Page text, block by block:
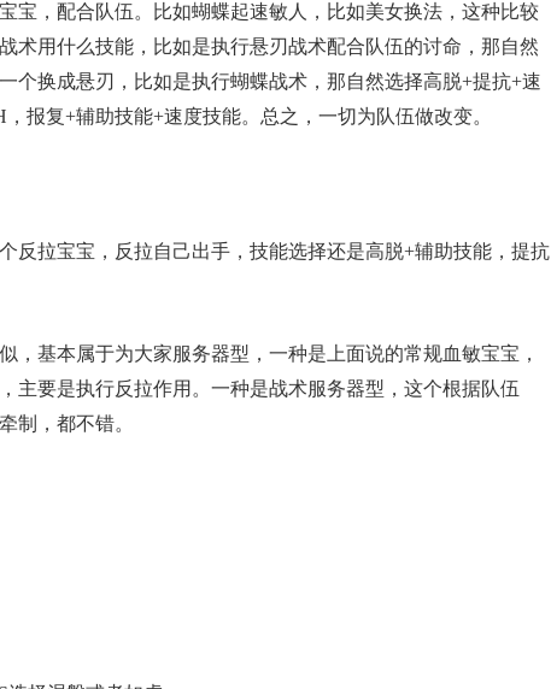
宝，配合队伍。比如蝴蝶起速敏人，比如美女换法，这种比较
术用什么技能，比如是执行悬刃战术配合队伍的讨命，那自然
个换成悬刃，比如是执行蝴蝶战术，那自然选择高脱+提抗+速
报复+辅助技能+速度技能。总之，一切为队伍做改变。
反拉宝宝，反拉自己出手，技能选择还是高脱+辅助技能，提抗
，基本属于为大家服务器型，一种是上面说的常规血敏宝宝，
主要是执行反拉作用。一种是战术服务器型，这个根据队伍
制，都不错。